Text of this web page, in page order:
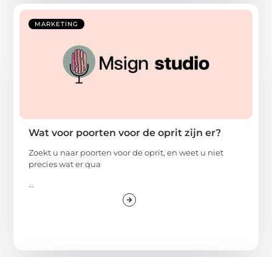
MARKETING
Wat voor poorten voor de oprit zijn er?
Zoekt u naar poorten voor de oprit, en weet u niet
precies wat er qua
...